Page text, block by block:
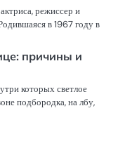
режиссер и
в 1967 году в
причины и
которых светлое
подбородка, на лбу,